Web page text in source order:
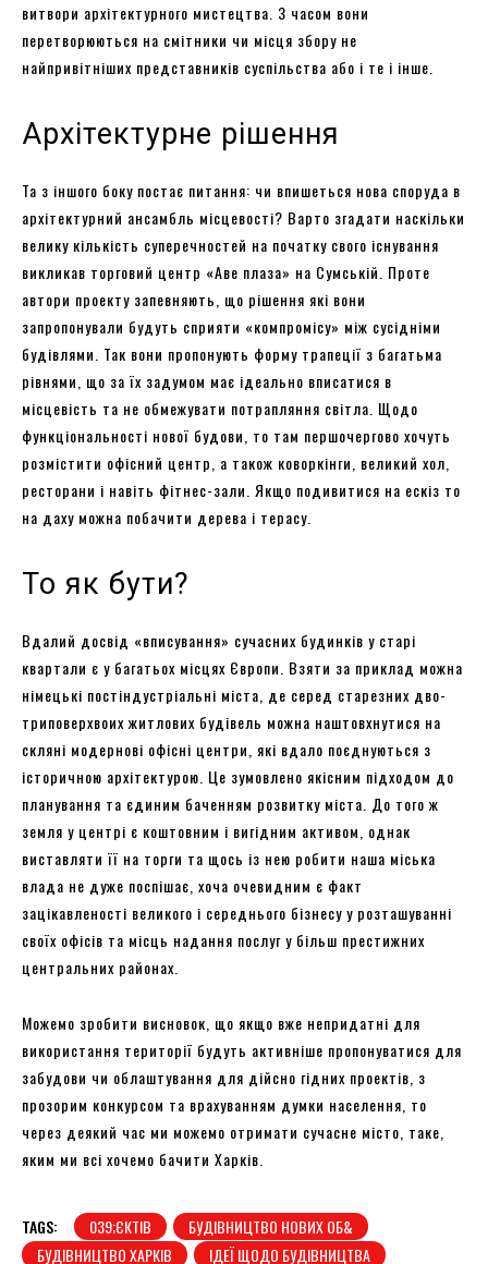
витвори архітектурного мистецтва. З часом вони
перетворюються на смітники чи місця збору не
найпривітніших представників суспільства або і те і інше.
Архітектурне рішення
Та з іншого боку постає питання: чи впишеться нова споруда в
архітектурний ансамбль місцевості? Варто згадати наскільки
велику кількість суперечностей на початку свого існування
викликав торговий центр «Аве плаза» на Сумській. Проте
автори проекту запевняють, що рішення які вони
запропонували будуть сприяти «компромісу» між сусідніми
будівлями. Так вони пропонують форму трапеції з багатьма
рівнями, що за їх задумом має ідеально вписатися в
місцевість та не обмежувати потрапляння світла. Щодо
функціональності нової будови, то там першочергово хочуть
розмістити офісний центр, а також коворкінги, великий хол,
ресторани і навіть фітнес-зали. Якщо подивитися на ескіз то
на даху можна побачити дерева і терасу.
То як бути?
Вдалий досвід «вписування» сучасних будинків у старі
квартали є у багатьох місцях Європи. Взяти за приклад можна
німецькі постіндустріальні міста, де серед старезних дво-
триповерхвоих житлових будівель можна наштовхнутися на
скляні модернові офісні центри, які вдало поєднуються з
історичною архітектурою. Це зумовлено якісним підходом до
планування та єдиним баченням розвитку міста. До того ж
земля у центрі є коштовним і вигідним активом, однак
виставляти її на торги та щось із нею робити наша міська
влада не дуже поспішає, хоча очевидним є факт
зацікавленості великого і середнього бізнесу у розташуванні
своїх офісів та місць надання послуг у більш престижних
центральних районах.
Можемо зробити висновок, що якщо вже непридатні для
використання території будуть активніше пропонуватися для
забудови чи облаштування для дійсно гідних проектів, з
прозорим конкурсом та врахуванням думки населення, то
через деякий час ми можемо отримати сучасне місто, таке,
яким ми всі хочемо бачити Харків.
TAGS: 039;ЄКТІВ
БУДІВНИЦТВО НОВИХ ОБ&
БУДІВНИЦТВО ХАРКІВ
ІДЕЇ ЩОДО БУДІВНИЦТВА